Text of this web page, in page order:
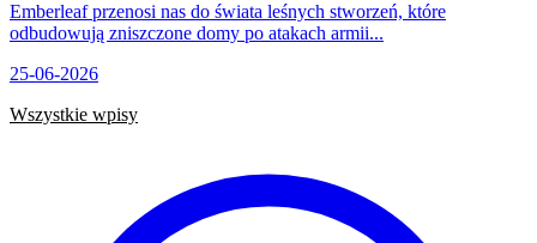
Emberleaf przenosi nas do świata leśnych stworzeń, które
odbudowują zniszczone domy po atakach armii...
25-06-2026
Wszystkie wpisy